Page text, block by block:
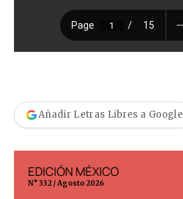
Añadir Letras Libres a Google
EDICIÓN MÉXICO
N° 332 / Agosto 2026